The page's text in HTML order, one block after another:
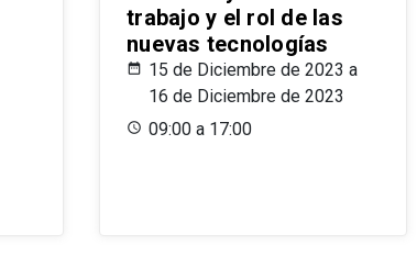
trabajo y el rol de las
nuevas tecnologías
15 de Diciembre de 2023 a
16 de Diciembre de 2023
09:00 a 17:00